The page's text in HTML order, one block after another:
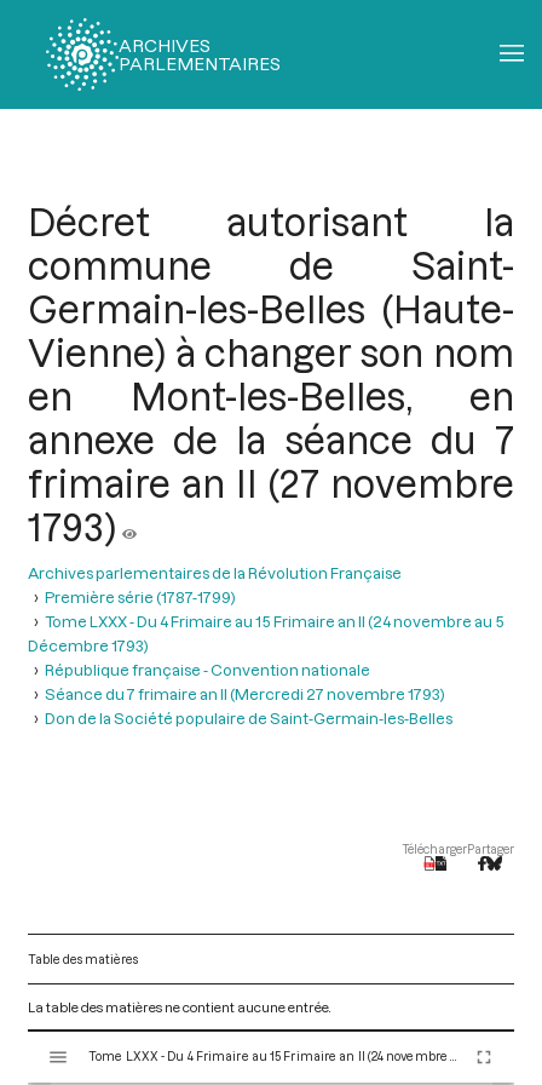
ARCHIVES
PARLEMENTAIRES
Décret autorisant la
commune de Saint-
Germain-les-Belles (Haute-
Vienne) à changer son nom
en Mont-les-Belles, en
annexe de la séance du 7
frimaire an II (27 novembre
1793)
Archives parlementaires de la Révolution Française
Première série (1787-1799)
Tome LXXX - Du 4 Frimaire au 15 Frimaire an II (24 novembre au 5
Décembre 1793)
République française - Convention nationale
Séance du 7 frimaire an II (Mercredi 27 novembre 1793)
Don de la Société populaire de Saint-Germain-les-Belles
TéléchargerPartager
Table des matières
La table des matières ne contient aucune entrée.